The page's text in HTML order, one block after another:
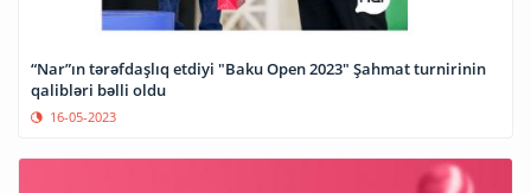
“Nar”ın tərəfdaşlıq etdiyi "Baku Open 2023" Şahmat turnirinin
qalibləri bəlli oldu
16-05-2023